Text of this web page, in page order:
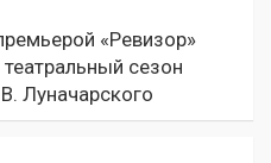
«Ревизор»
сезон
Луначарского